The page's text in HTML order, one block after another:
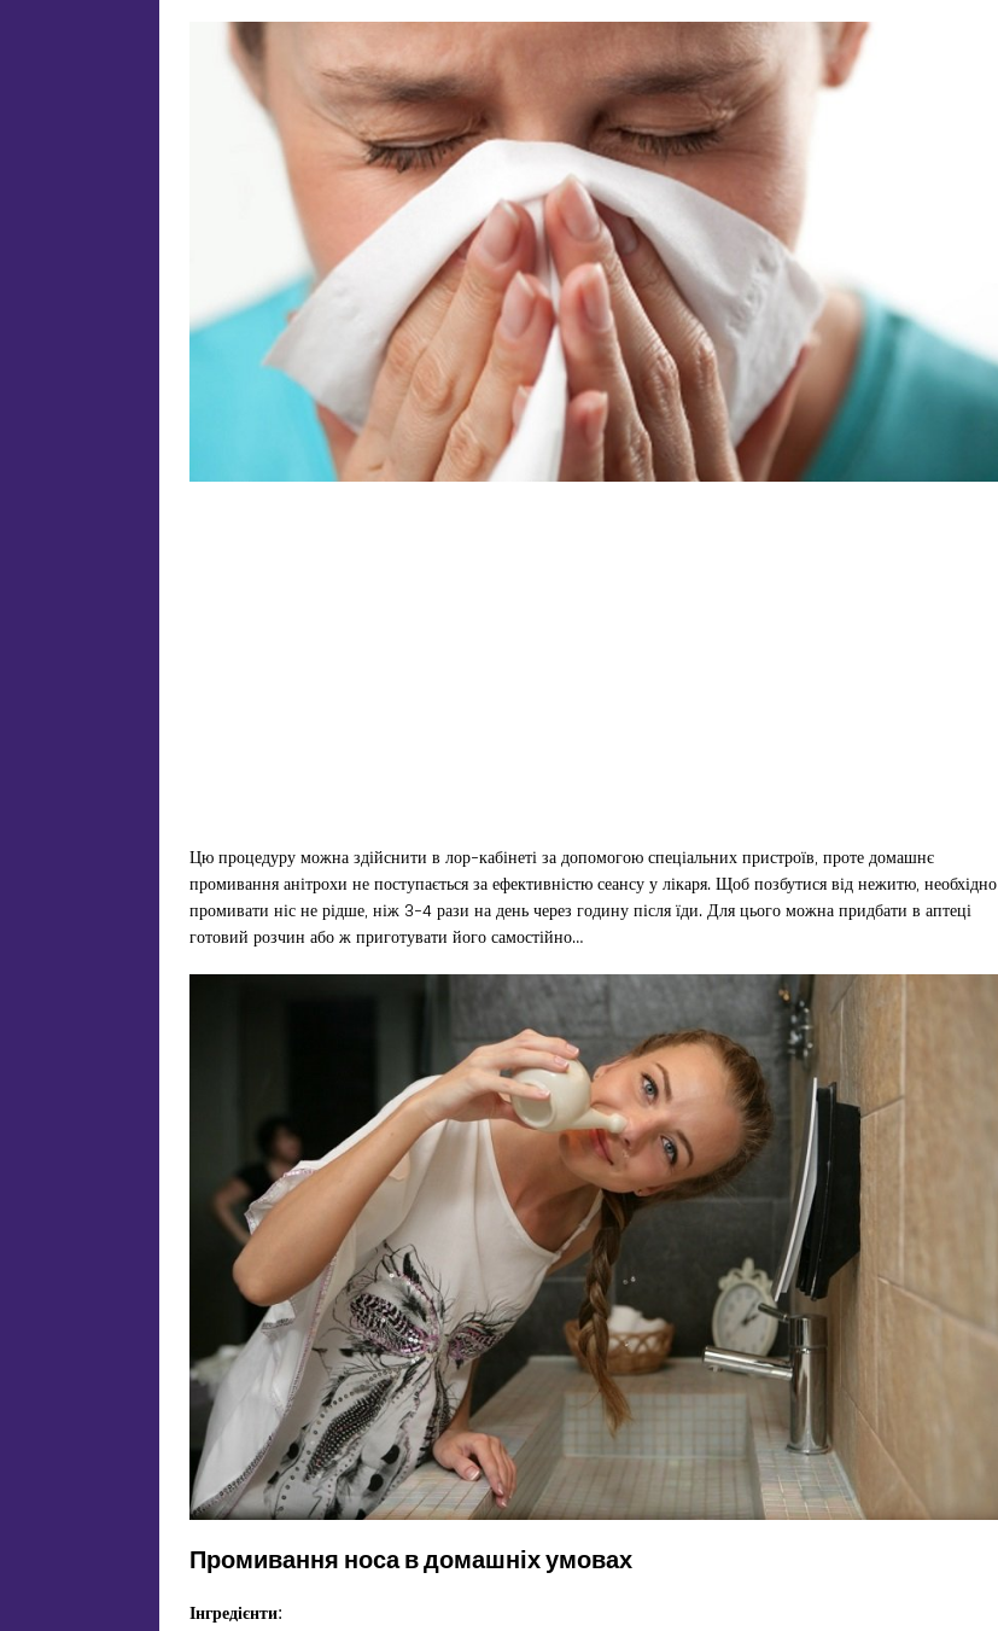
Цю процедуру можна здійснити в лор-кабінеті за допомогою спеціальних пристроїв, проте домашнє
промивання анітрохи не поступається за ефективністю сеансу у лікаря. Щоб позбутися від нежитю, необхідно
промивати ніс не рідше, ніж 3-4 рази на день через годину після їди. Для цього можна придбати в аптеці
готовий розчин або ж приготувати його самостійно…
Промивання носа в домашніх умовах
Інгредієнти: